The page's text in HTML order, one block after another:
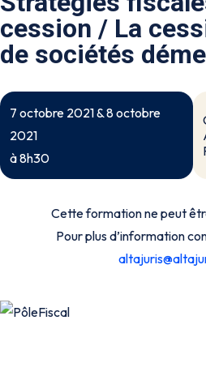
cession / La
de sociétés
7 octobre 2021 & 8 octobre
2021
à 8h30
Cette formation ne peut
Pour plus d’information